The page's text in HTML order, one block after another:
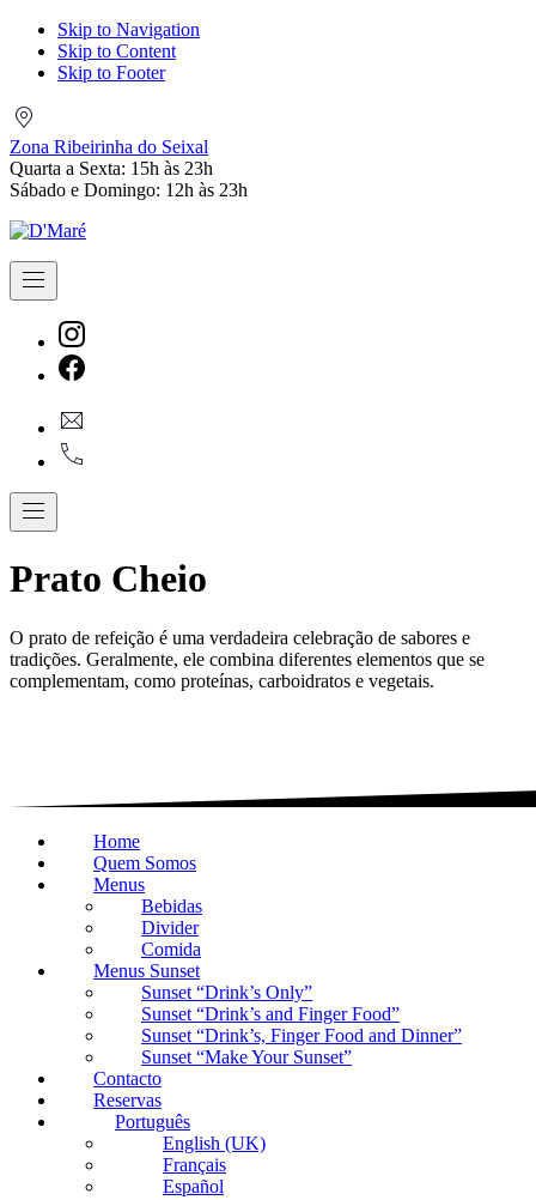
Skip to Navigation
Skip to Content
Skip to Footer
do
Seixal
Zona Ribeirinha do Seixal
Quarta a Sexta: 15h às 23h
Sábado e Domingo: 12h às 23h
Navigation
New
Window
Window
Navigation
Prato Cheio
O prato de refeição é uma verdadeira celebração de sabores e
tradições. Geralmente, ele combina diferentes elementos que se
complementam, como proteínas, carboidratos e vegetais.
Home
Quem Somos
Menus
Bebidas
Divider
Comida
Menus Sunset
Sunset “Drink’s Only”
Sunset “Drink’s and Finger Food”
Sunset “Drink’s, Finger Food and Dinner”
Sunset “Make Your Sunset”
Contacto
Reservas
Português
English (UK)
Français
Español